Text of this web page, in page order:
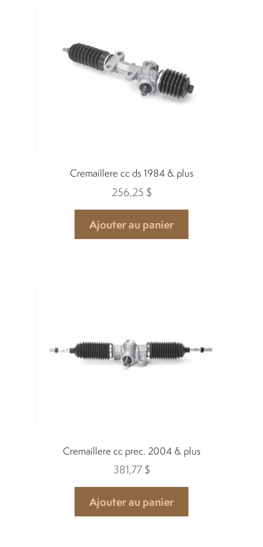
Cremaillere cc ds 1984 & plus
256,25 $
Ajouter au panier
Cremaillere cc prec. 2004 & plus
381,77$
Ajouter au panier